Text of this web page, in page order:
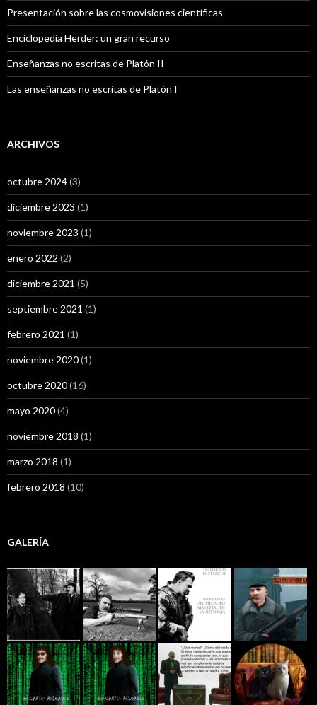
Presentación sobre las cosmovisiones científicas
Enciclopedia Herder: un gran recurso
Enseñanzas no escritas de Platón II
Las enseñanzas no escritas de Platón I
ARCHIVOS
octubre 2024(3)
diciembre 2023 (1)
noviembre 2023 (1)
enero 2022 (2)
diciembre 2021 (5)
septiembre 2021 (1)
febrero 2021 (1)
noviembre 2020(1)
octubre 2020(16)
mayo 2020(4)
noviembre 2018 (1)
marzo 2018 (1)
febrero 2018 (10)
GALERÍA